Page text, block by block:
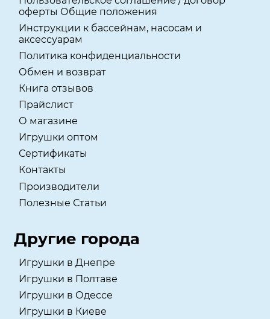
оферты Общие положения
Инструкции к бассейнам, насосам и
аксессуарам
Политика конфиденциальности
Обмен и возврат
Книга отзывов
Прайслист
О магазине
Игрушки оптом
Сертификаты
Контакты
Производители
Полезные Статьи
Другие города
Игрушки в Днепре
Игрушки в Полтаве
Игрушки в Одессе
Игрушки в Киеве